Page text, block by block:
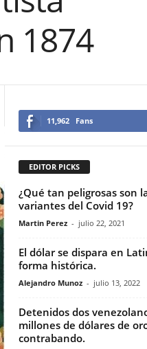
1874
11,962 Fans
EDITOR PICKS
¿Qué tan peligrosas son
variantes del Covid 19?
Martin Perez - julio 22, 2021
El dólar se dispara en
forma histórica.
Alejandro Munoz - julio 13, 2022
Detenidos dos
millones de dólares de
contrabando.